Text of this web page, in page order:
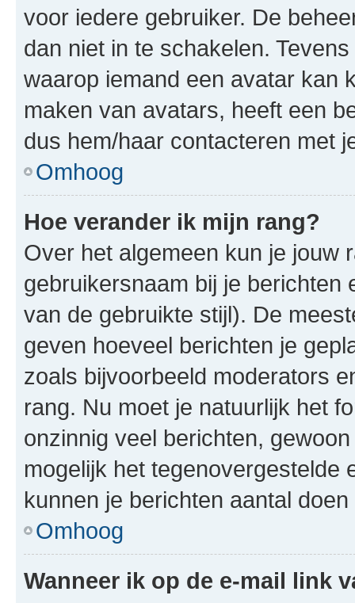
voor iedere gebruiker. De
dan niet in te schakelen.
waarop iemand een avatar kan
maken van avatars, heeft een
dus hem/haar contacteren met
Omhoog
Hoe verander ik mijn rang?
Over het algemeen kun je jouw
gebruikersnaam bij je berichten
van de gebruikte stijl). De
geven hoeveel berichten je
zoals bijvoorbeeld moderators
rang. Nu moet je natuurlijk het
onzinnig veel berichten,
mogelijk het tegenovergestelde
kunnen je berichten aantal doen
Omhoog
Wanneer ik op de e-mail link